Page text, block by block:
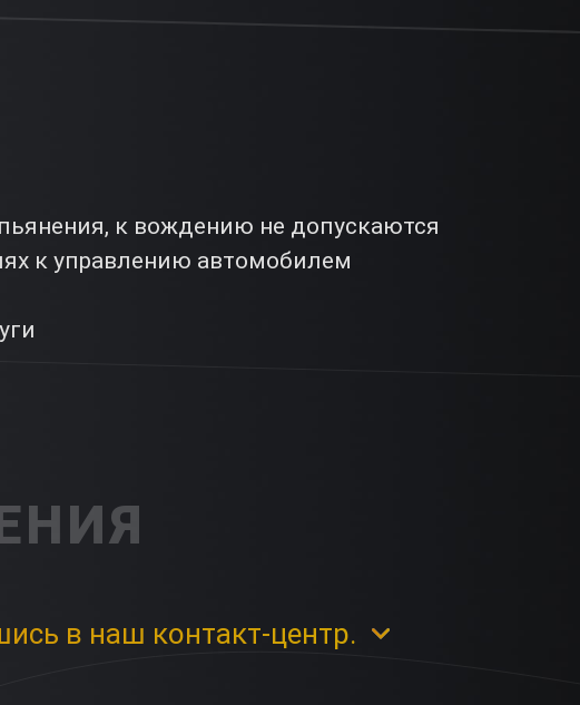
к вождению не допускаются
к управлению автомобилем
в наш контакт-центр.